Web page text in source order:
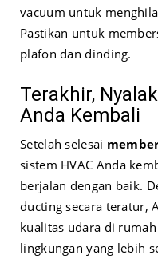
vacuum untuk
Pastikan untuk
plafon dan dinding.
Terakhir,
Anda Kembali
Setelah selesai
sistem HVAC Anda
berjalan dengan baik.
ducting secara teratur,
kualitas udara di
lingkungan yang lebih